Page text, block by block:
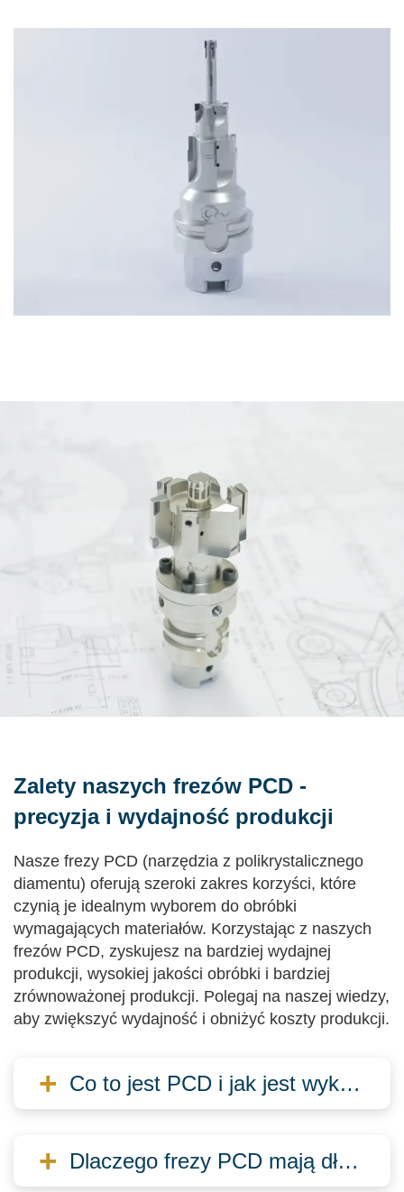
Zalety naszych frezów PCD -
precyzja i wydajność produkcji
Nasze frezy PCD (narzędzia z polikrystalicznego
diamentu) oferują szeroki zakres korzyści, które
czynią je idealnym wyborem do obróbki
wymagających materiałów. Korzystając z naszych
frezów PCD, zyskujesz na bardziej wydajnej
produkcji, wysokiej jakości obróbki i bardziej
zrównoważonej produkcji. Polegaj na naszej wiedzy,
aby zwiększyć wydajność i obniżyć koszty produkcji.
Co to jest PCD i jak jest wykorzystywane we frezach PCD?
poprzez lutowanie lub inne metody
mocowania. Te krawędzie tnące są niezwykle
Dlaczego frezy PCD mają dłuższą żywotność?